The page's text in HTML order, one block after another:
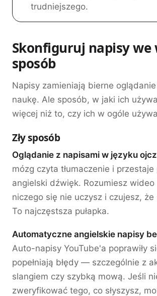
trudniejszego.
Skonfiguruj napisy we
sposób
Napisy zamieniają bierne
naukę. Ale sposób, w jaki ich
więcej niż to, czy ich w ogóle
Zły sposób
Oglądanie z napisami w języku
mózg czyta tłumaczenie i
angielski dźwięk. Rozumiesz wideo
niczego się nie uczysz i czujesz, że
To najczęstsza pułapka.
Automatyczne angielskie napisy
Auto-napisy YouTube'a poprawiły
popełniają błędy — szczególnie z
slangiem czy szybką mową. Jeśli
zweryfikować tego, co słyszysz,